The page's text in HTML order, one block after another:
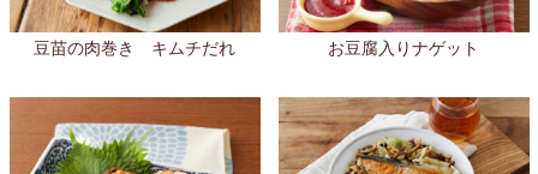
豆苗の肉巻き キムチだれ お豆腐入りナゲット